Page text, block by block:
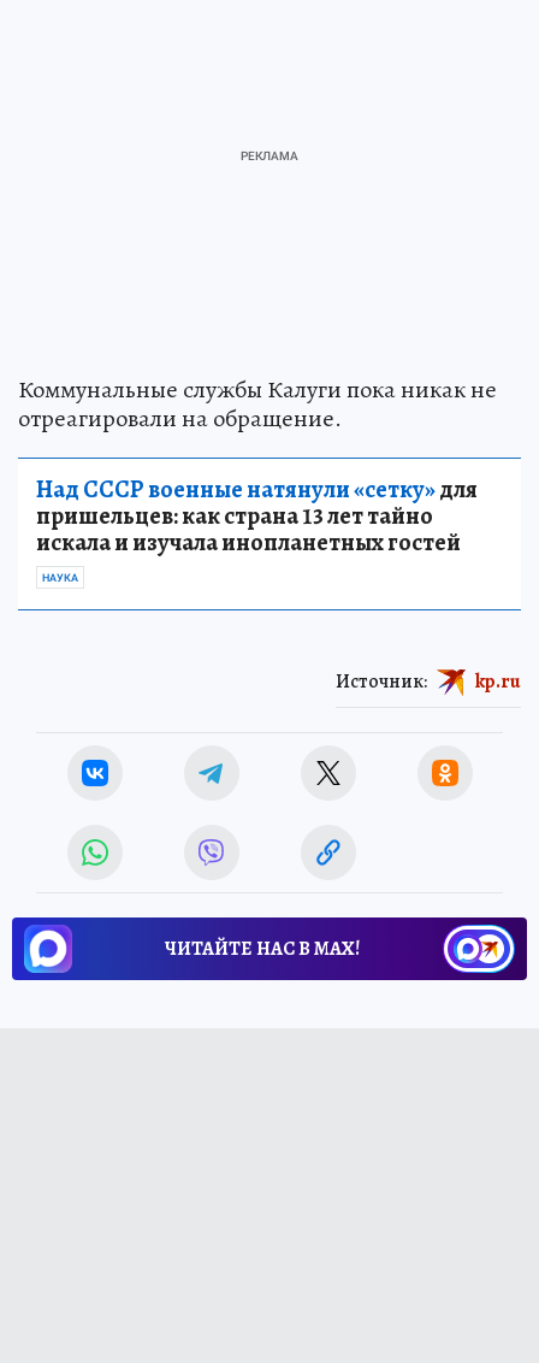
Коммунальные службы Калуги пока никак не
отреагировали на обращение.
Над СССР военные натянули «сетку»для
пришельцев: как страна 13 лет тайно
искала и изучала инопланетных гостей
НАУКА
Источник: kp.ru
ЧИТАЙТЕ НАС В МАХ!